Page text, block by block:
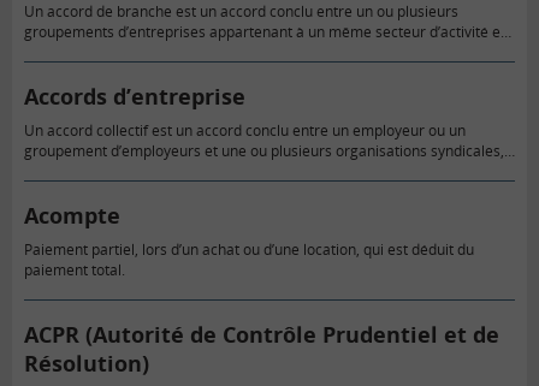
Un accord de branche est un accord conclu entre un ou plusieurs
groupements d’entreprises appartenant à un même secteur d’activité et
Accords d’entreprise
Un accord collectif est un accord conclu entre un employeur ou un
groupement d’employeurs et une ou plusieurs organisations syndicales,
Acompte
Paiement partiel, lors d’un achat ou d’une location, qui est déduit du
paiement total.
ACPR (Autorité de Contrôle Prudentiel et de
Résolution)